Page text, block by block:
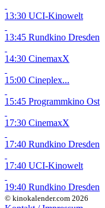
13:30 UCI-Kinowelt
13:45 Rundkino Dresden
14:30 CinemaxX
15:00 Cineplex...
15:45 Programmkino Ost
17:30 CinemaxX
17:40 Rundkino Dresden
17:40 UCI-Kinowelt
19:40 Rundkino Dresden
© kinokalender.com 2026